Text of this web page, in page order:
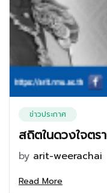
ข่าวประกาศ
สถิตในดวงใจตร
by arit-weerachai
Read More